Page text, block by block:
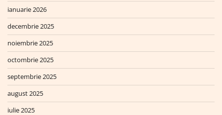
ianuarie 2026
decembrie 2025
noiembrie 2025
octombrie 2025
septembrie 2025
august 2025
iulie 2025